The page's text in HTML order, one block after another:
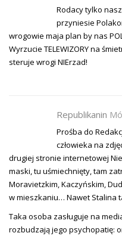
Rodacy tylko
przyniesie
wrogowie maja plan by nas
Wyrzucie TELEWIZORY na
steruje wrogi NIErzad!
Republikanin
Prośba do
człowieka na
drugiej stronie internetowej
maski, tu uśmiechnięty, tam
Moravietzkim, Kaczyńskim,
w mieszkaniu… Nawet Stalina
Taka osoba zasługuje na
rozbudzają jego psychopatię: